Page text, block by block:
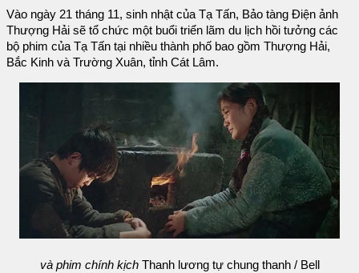
Vào ngày 21 tháng 11, sinh nhật của Tạ Tấn, Bảo tàng Điện ảnh
Thượng Hải sẽ tổ chức một buổi triển lãm du lịch hồi tưởng các
bộ phim của Tạ Tấn tại nhiều thành phố bao gồm Thượng Hải,
Bắc Kinh và Trường Xuân, tỉnh Cát Lâm.
và phim chính kịch Thanh lương tự chung thanh / Bell